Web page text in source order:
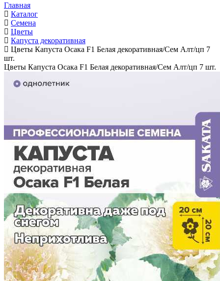
Главная
Каталог
Семена
Цветы
Капуста декоративная
Цветы Капуста Осака F1 Белая декоративная/Сем Алт/цп 7
шт.
Цветы Капуста Осака F1 Белая декоративная/Сем Алт/цп 7 шт.